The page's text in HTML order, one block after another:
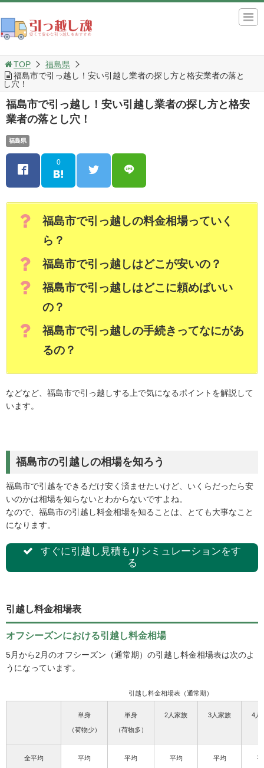
TOP
福島県
福島市で引っ越し！安い引越し業者の探し方と格安業者の落と
し穴！
福島市で引っ越し！安い引越し業者の探し方と格安
業者の落とし穴！
福島県
0
福島市で引っ越しの料金相場っていく
ら？
福島市で引っ越しはどこが安いの？
福島市で引っ越しはどこに頼めばいい
の？
福島市で引っ越しの手続きってなにがあ
るの？
などなど、福島市で引っ越しする上で気になるポイントを解説して
います。
福島市の引越しの相場を知ろう
福島市で引越をできるだけ安く済ませたいけど、いくらだったら安
いのかは相場を知らないとわからないですよね。
なので、福島市の引越し料金相場を知ることは、とても大事なこと
になります。
すぐに引越し見積もりシミュレーションをす
る
引越し料金相場表
オフシーズンにおける引越し料金相場
5月から2月のオフシーズン（通常期）の引越し料金相場表は次のよ
うになっています。
引越し料金相場表（通常期）
単身
（荷物少）
単身
（荷物多）
2人家族 3人家族 4人
全平均 平均 平均 平均 平均